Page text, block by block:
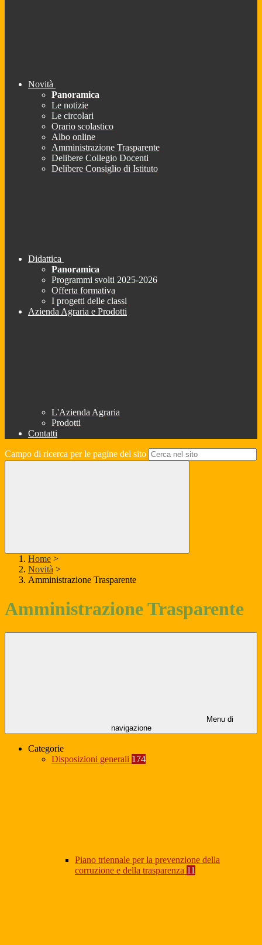
Novità
Panoramica
Le notizie
Le circolari
Orario scolastico
Albo online
Amministrazione Trasparente
Delibere Collegio Docenti
Delibere Consiglio di Istituto
Didattica
Panoramica
Programmi svolti 2025-2026
Offerta formativa
I progetti delle classi
Azienda Agraria e Prodotti
L'Azienda Agraria
Prodotti
Contatti
Campo di ricerca per le pagine del sito
Home >
Novità >
Amministrazione Trasparente
Amministrazione Trasparente
Menu di
navigazione
Categorie
Disposizioni generali 174
Piano triennale per la prevenzione della
corruzione e della trasparenza 11